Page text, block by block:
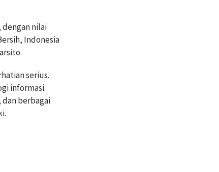
nilai
Indonesia
serius.
informasi.
dan berbagai